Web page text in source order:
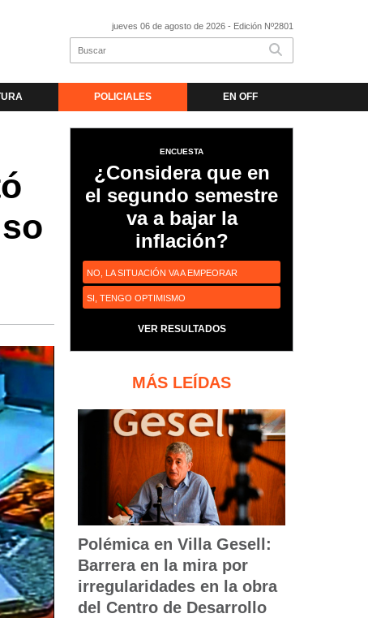
jueves 06 de agosto de 2026 - Edición Nº2801
POLICIALES EN OFF
ENCUESTA
¿Considera que en
el segundo semestre
va a bajar la
inflación?
NO, LA SITUACIÓN VA A EMPEORAR
SI, TENGO OPTIMISMO
VER RESULTADOS
MÁS LEÍDAS
Polémica en Villa Gesell:
Barrera en la mira por
irregularidades en la obra
del Centro de Desarrollo